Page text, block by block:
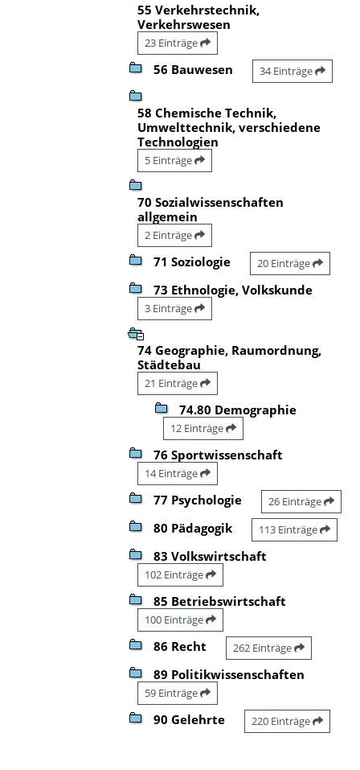
55 Verkehrstechnik,
Verkehrswesen
23 Einträge
56 Bauwesen 34 Einträge
58 Chemische Technik,
Umwelttechnik, verschiedene
Technologien
5 Einträge
70 Sozialwissenschaften
allgemein
2 Einträge
71 Soziologie 20 Einträge
73 Ethnologie, Volkskunde
3 Einträge
74 Geographie, Raumordnung,
Städtebau
21 Einträge
74.80 Demographie
12 Einträge
76 Sportwissenschaft
14 Einträge
77 Psychologie 26 Einträge
80 Pädagogik 113 Einträge
83 Volkswirtschaft
102 Einträge
85 Betriebswirtschaft
100 Einträge
86 Recht 262 Einträge
89 Politikwissenschaften
59 Einträge
90 Gelehrte 220 Einträge